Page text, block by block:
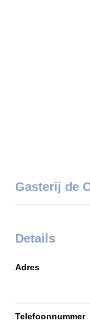
Gasterij de
Details
Adres
Telefoonnummer